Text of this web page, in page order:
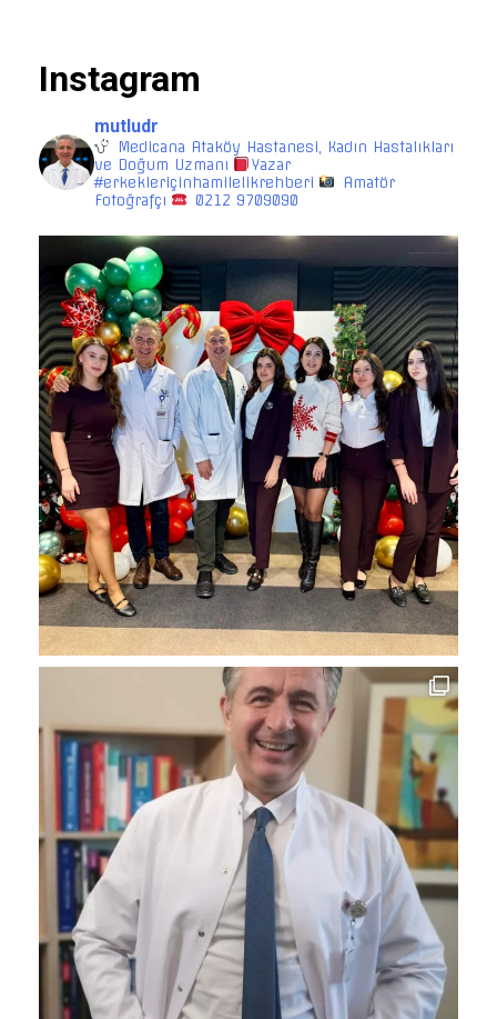
Instagram
mutludr
Medicana Ataköy Hastanesi, Kadın Hastalıkları
ve Doğum Uzmanı
Yazar
#erkekleriçinhamilelikrehberi
Amatör
Fotoğrafçı
0212 9709090